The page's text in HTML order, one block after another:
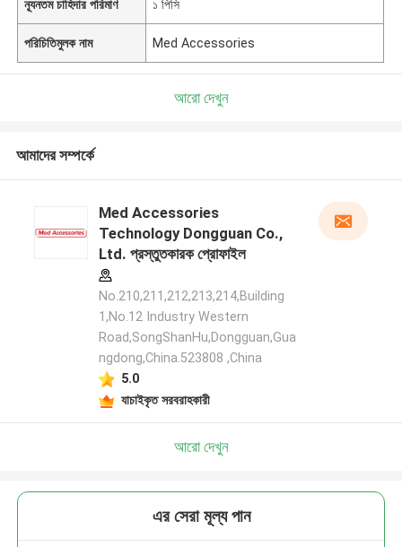
ন্যূনতম চাহিদার পরিমাণ ১ পিসি
পরিচিতিমুলক নাম Med Accessories
আরো দেখুন
আমাদের সম্পর্কে
Med Accessories
Technology Dongguan Co.,
Ltd. প্রস্তুতকারক প্রোফাইল
No.210,211,212,213,214,Building
1,No.12 Industry Western
Road,SongShanHu,Dongguan,Gua
ngdong,China.523808 ,China
5.0
যাচাইকৃত সরবরাহকারী
আরো দেখুন
এর সেরা মূল্য পান